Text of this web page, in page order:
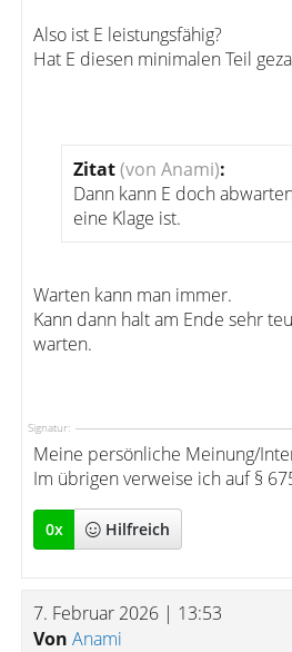
Also ist E leistungsfähig?
Hat E diesen minimalen Teil
Zitat(von Anami):
Dann kann E doch
eine Klage ist.
Warten kann man immer.
Kann dann halt am Ende sehr
warten.
Signatur:
Meine persönliche Meinung/
Im übrigen verweise ich auf §
0x Hilfreich
7. Februar 2026 | 13:53
Von Anami